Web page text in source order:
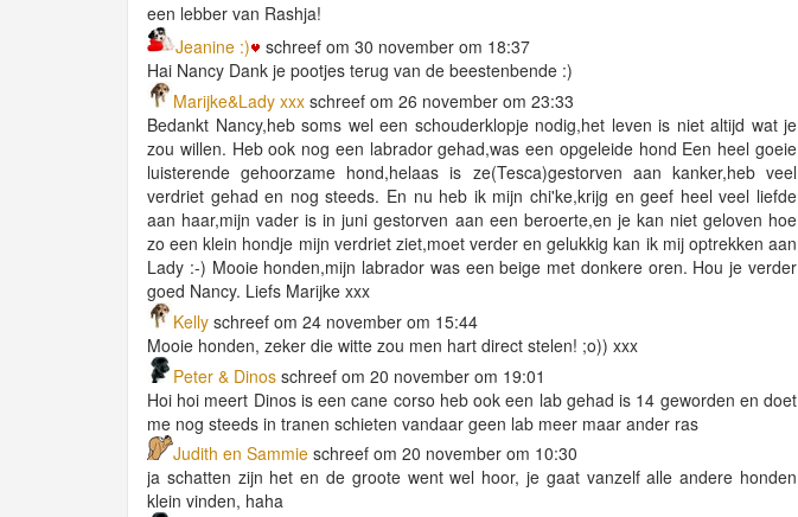
een lebber van Rashja!
Jeanine :)
schreef om 30 november om 18:37
Hai Nancy Dank je pootjes terug van de beestenbende :)
Marijke&Lady xxx schreef om 26 november om 23:33
Bedankt Nancy,heb soms wel een schouderklopje nodig,het leven is niet altijd wat je
zou willen. Heb ook nog een labrador gehad,was een opgeleide hond Een heel goeie
luisterende gehoorzame hond,helaas is ze(Tesca)gestorven aan kanker,heb veel
verdriet gehad en nog steeds. En nu heb ik mijn chi'ke,krijg en geef heel veel liefde
aan haar,mijn vader is in juni gestorven aan een beroerte,en je kan niet geloven hoe
zo een klein hondje mijn verdriet ziet,moet verder en gelukkig kan ik mij optrekken aan
Lady :-) Mooie honden,mijn labrador was een beige met donkere oren. Hou je verder
goed Nancy. Liefs Marijke xxx
Kelly schreef om 24 november om 15:44
Mooie honden, zeker die witte zou men hart direct stelen! ;o)) xxx
Peter & Dinos schreef om 20 november om 19:01
Hoi hoi meert Dinos is een cane corso heb ook een lab gehad is 14 geworden en doet
me nog steeds in tranen schieten vandaar geen lab meer maar ander ras
Judith en Sammie schreef om 20 november om 10:30
ja schatten zijn het en de groote went wel hoor, je gaat vanzelf alle andere honden
klein vinden, haha